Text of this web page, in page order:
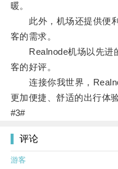
暖。
此外，机场还提供便利
客的需求。
Realnode机场以先进
客的好评。
连接你我世界，
更加便捷、舒适的出行体验
#3#
评论
游客